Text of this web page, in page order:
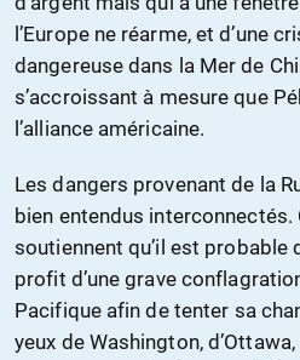
l’Europe ne réarme, et d’une
dangereuse dans la Mer de
s’accroissant à mesure que
l’alliance américaine.
Les dangers provenant de la
bien entendus
soutiennent qu’il est probable
profit d’une grave
Pacifique afin de tenter sa
yeux de Washington,